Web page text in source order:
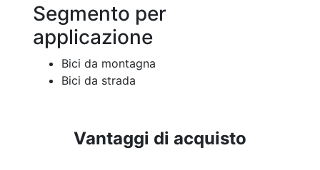
Segmento per
applicazione
Bici da montagna
Bici da strada
Vantaggi di acquisto